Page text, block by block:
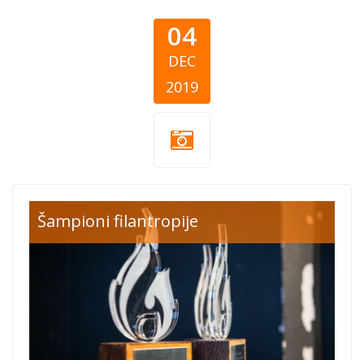
04
DEC
2019
nagrada iskra
crna gora.jpg
Šampioni filantropije